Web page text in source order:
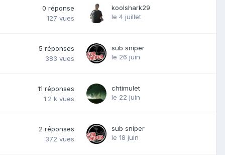
0 réponse
127 vues
koolshark29
le 4 juillet
5 réponses
383 vues
sub sniper
le 26 juin
11 réponses
1.2 k vues
chtimulet
le 22 juin
2 réponses
372 vues
sub sniper
le 18 juin